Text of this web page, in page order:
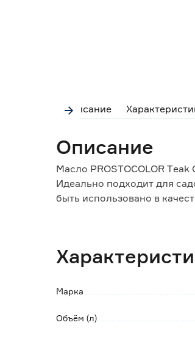
Описание
Описание
Масло PROSTOCOLOR
Идеально подходит для
быть использовано в
- образует износостойкую
Марка
Объём (л)